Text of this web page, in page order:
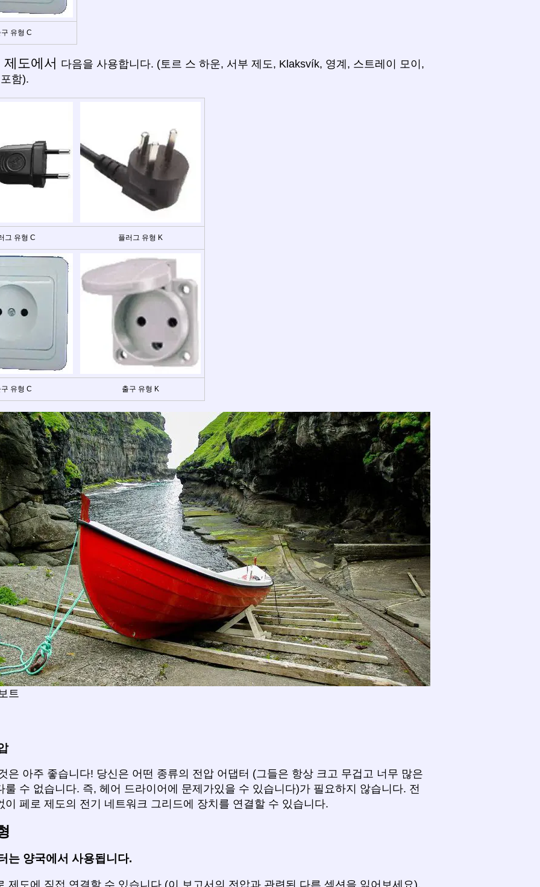
유형 C
제도에서 다음을 사용합니다. (토르 스 하운, 서부 제도, Klaksvík, 영계, 스트레이 모이,
함).
그 유형 C 플러그 유형 K
유형 C 출구 유형 K
트
은 아주 좋습니다! 당신은 어떤 종류의 전압 어댑터 (그들은 항상 크고 무겁고 너무 많은
룰 수 없습니다. 즉, 헤어 드라이어에 문제가있을 수 있습니다)가 필요하지 않습니다. 전
이 페로 제도의 전기 네트워크 그리드에 장치를 연결할 수 있습니다.
는 양국에서 사용됩니다.
제도에 직접 연결할 수 있습니다 (이 보고서의 전압과 관련된 다른 섹션을 읽어보세요).